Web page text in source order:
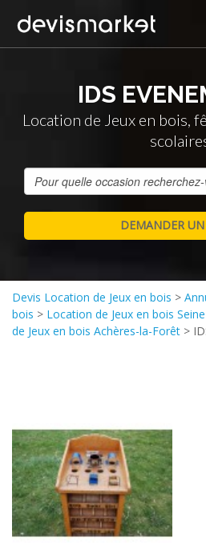
IDS
Location de Jeux en bois,
Devis Location de Jeux en bois >
bois > Location de Jeux en bois
de Jeux en bois Achères-la-Forêt >